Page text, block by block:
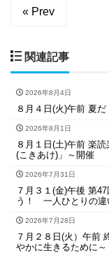
« Prev
関連記事
2026年8月4日
８月４日(火)午前 夏
2026年8月1日
８月１日(土)午前 楽
(こきあけ)」～開催
2026年7月31日
７月３１(金)午後 第
う！ 一人ひとりの
2026年7月28日
７月２８日(火）午前
やかに生きるために